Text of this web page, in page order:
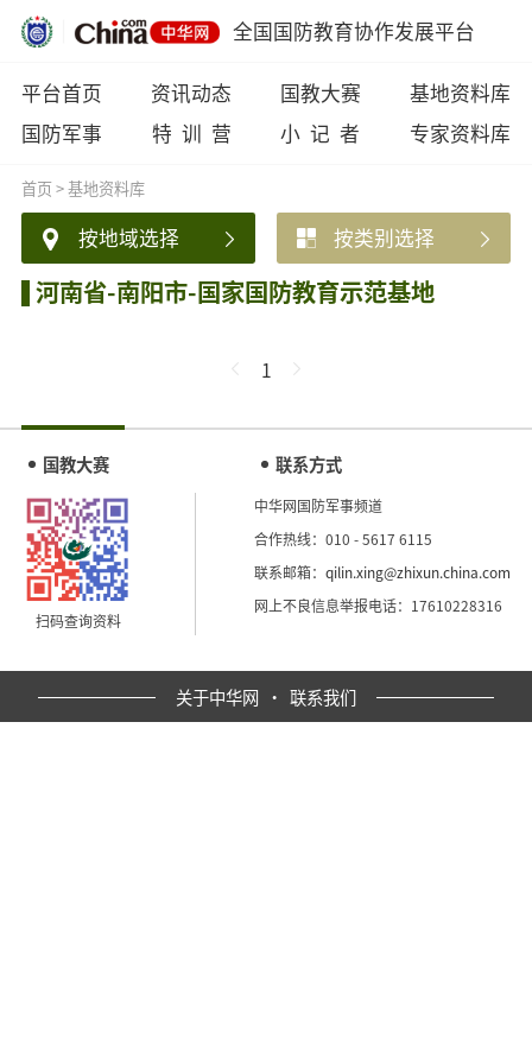
全国国防教育协作发展平台
平台首页 资讯动态 国教大赛
基地资料库
国防军事
特 训 营 小 记 者 专家资料库
首页>基地资料库
按地域选择 按类别选择
河南省-南阳市-国家国防教育示范基地
1
国教大赛
扫码查询资料
联系方式
中华网国防军事频道
合作热线：010 - 5617 6115
联系邮箱：qilin.xing@zhixun.china.com
网上不良信息举报电话：17610228316
关于中华网 · 联系我们